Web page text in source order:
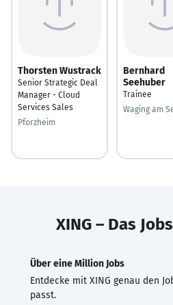
Thorsten Wustrack
Senior Strategic Deal
Manager - Cloud
Services Sales
Pforzheim
Bernhard
Seehuber
Trainee
Waging am
XING – Das
Über eine Million Jobs
Entdecke mit XING genau den
passt.